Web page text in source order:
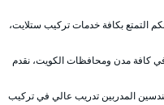
التمتع بكافة خدمات تركيب ستلايت،
كافة مدن ومحافظات الكويت، نقدم
المدربين تدريب عالي في تركيب